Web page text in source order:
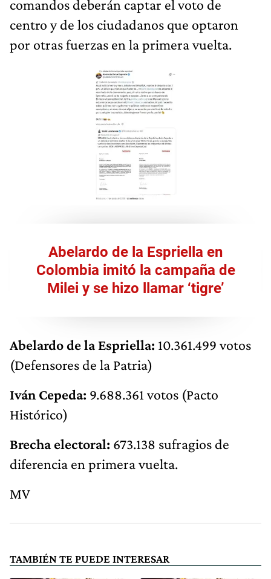
comandos deberán captar el voto de
centro y de los ciudadanos que optaron
por otras fuerzas en la primera vuelta.
Abelardo de la Espriella en
Colombia imitó la campaña de
Milei y se hizo llamar ‘tigre’
Abelardo de la Espriella: 10.361.499 votos
(Defensores de la Patria)
Iván Cepeda: 9.688.361 votos (Pacto
Histórico)
Brecha electoral: 673.138 sufragios de
diferencia en primera vuelta.
MV
TAMBIÉN TE PUEDE INTERESAR